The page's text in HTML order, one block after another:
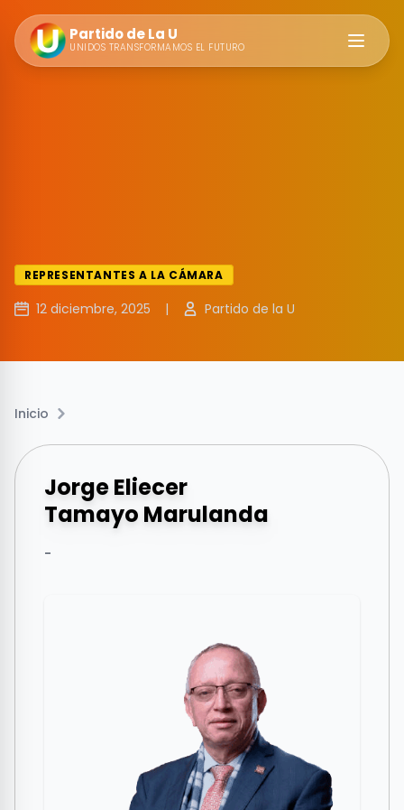
Partido de La U
UNIDOS TRANSFORMAMOS EL FUTURO Abrir
REPRESENTANTES A LA CÁMARA
12 diciembre, 2025 | Partido de la U
Inicio
Jorge Eliecer
Tamayo Marulanda
-